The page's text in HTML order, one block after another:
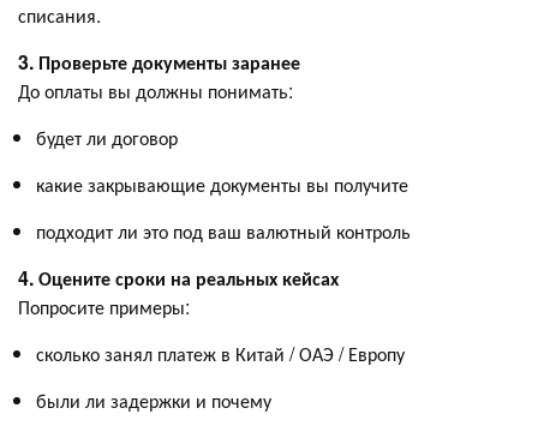
списания.
3. Проверьте документы заранее
До оплаты вы должны понимать:
будет ли договор
какие закрывающие документы вы получите
подходит ли это под ваш валютный контроль
4. Оцените сроки на реальных кейсах
Попросите примеры:
сколько занял платеж в Китай / ОАЭ / Европу
были ли задержки и почему